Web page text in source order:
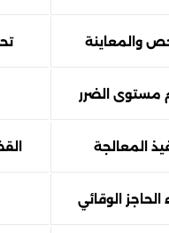
والمعاينة
مستوى الضرر
المعالجة
الحاجز الوقائي